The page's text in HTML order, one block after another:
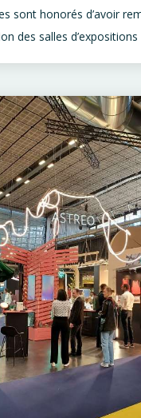
sont honorés d’avoir
des salles d’expositions